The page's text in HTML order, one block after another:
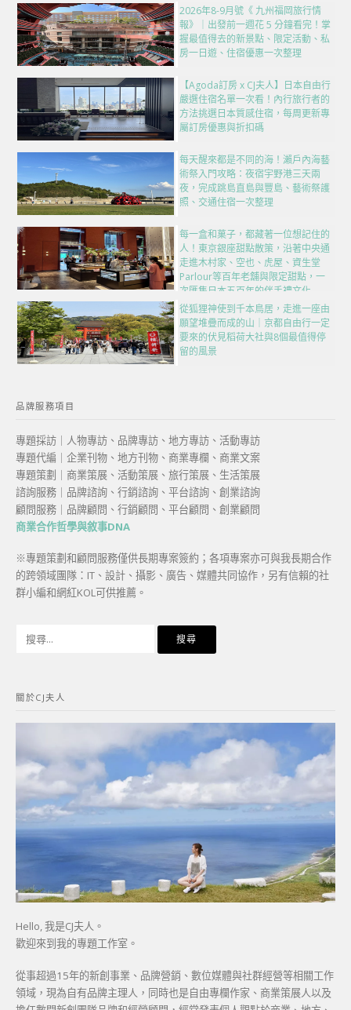
2026年8-9月號《 九州福岡旅行情
報》｜出發前一週花 5 分鐘看完！掌
握最值得去的新景點、限定活動、私
房一日遊、住宿優惠一次整理
【Agoda訂房 x CJ夫人】日本自由行
嚴選住宿名單一次看！內行旅行者的
方法挑選日本質感住宿，每周更新專
屬訂房優惠與折扣碼
每天醒來都是不同的海！瀨戶內海藝
術祭入門攻略：夜宿宇野港三天兩
夜，完成跳島直島與豐島、藝術祭護
照、交通住宿一次整理
每一盒和菓子，都藏著一位想記住的
人！東京銀座甜點散策，沿著中央通
走進木村家、空也、虎屋、資生堂
Parlour等百年老舖與限定甜點，一
次匯集日本五百年的伴手禮文化
從狐狸神使到千本鳥居，走進一座由
願望堆疊而成的山｜京都自由行一定
要來的伏見稻荷大社與8個最值得停
留的風景
品牌服務項目
專題採訪｜人物專訪、品牌專訪、地方專訪、活動專訪
專題代編｜企業刊物、地方刊物、商業專欄、商業文案
專題策劃｜商業策展、活動策展、旅行策展、生活策展
諮詢服務｜品牌諮詢、行銷諮詢、平台諮詢、創業諮詢
顧問服務｜品牌顧問、行銷顧問、平台顧問、創業顧問
商業合作哲學與敘事DNA
※專題策劃和顧問服務僅供長期專案簽約；各項專案亦可與我長期合作
的跨領域團隊：IT、設計、攝影、廣告、媒體共同協作，另有信賴的社
群小編和網紅KOL可供推薦。
字:
關於CJ夫人
Hello, 我是CJ夫人。
歡迎來到我的專題工作室。
從事超過15年的新創事業、品牌營銷、數位媒體與社群經營等相關工作
領域，現為自有品牌主理人，同時也是自由專欄作家、商業策展人以及